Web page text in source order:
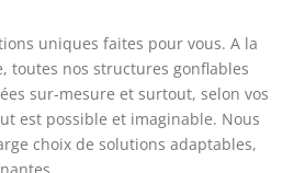
uniques faites pour vous. A la
toutes nos structures gonflables
sur-mesure et surtout, selon vos
est possible et imaginable. Nous
choix de solutions adaptables,